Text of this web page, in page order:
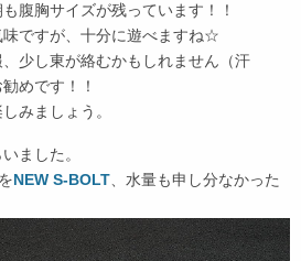
腹胸サイズが残っています！！
味ですが、十分に遊べますね☆
少し東が絡むかもしれません（汗
めです！！
みましょう。
ました。
NEW S-BOLT、水量も申し分なかった